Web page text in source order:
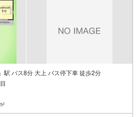
駅 バス8分 大上 バス停下車 徒歩2分
2